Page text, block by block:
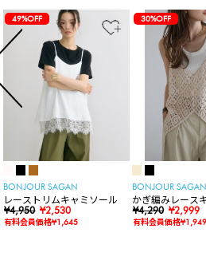
49%OFF
BONJOUR SAGAN
レーストリムキャミソール
¥4,950 ¥2,530
有料会員価格¥1,645
30%OFF
BONJOUR SAGAN
かぎ編みレース
ェ
¥4,290 ¥2,999
有料会員価格¥1,949